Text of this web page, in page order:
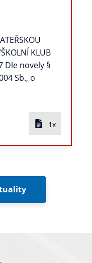
KLUB
Dle novely §
Sb., o
1x